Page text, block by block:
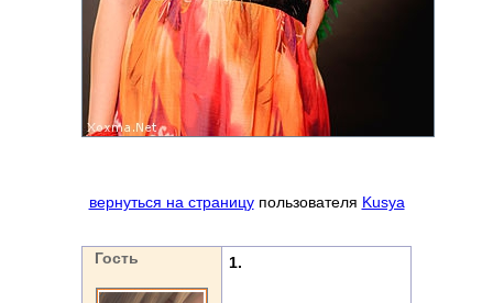
вернуться на страницупользователя Kusya
Гость 1.